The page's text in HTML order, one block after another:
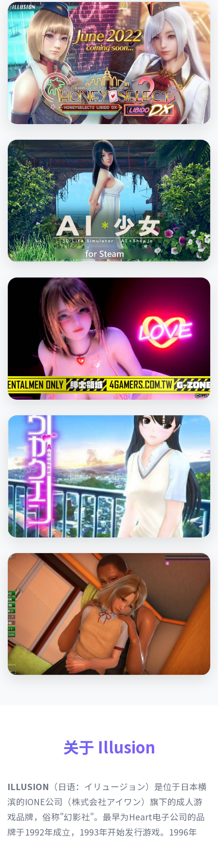
关于 Illusion
ILLUSION （日语：イリュージョン）是位于日本横
滨的IONE公司（株式会社アイワン）旗下的成人游
戏品牌，俗称"幻影社"。最早为Heart电子公司的品
牌于1992年成立，1993年开始发行游戏。1996年